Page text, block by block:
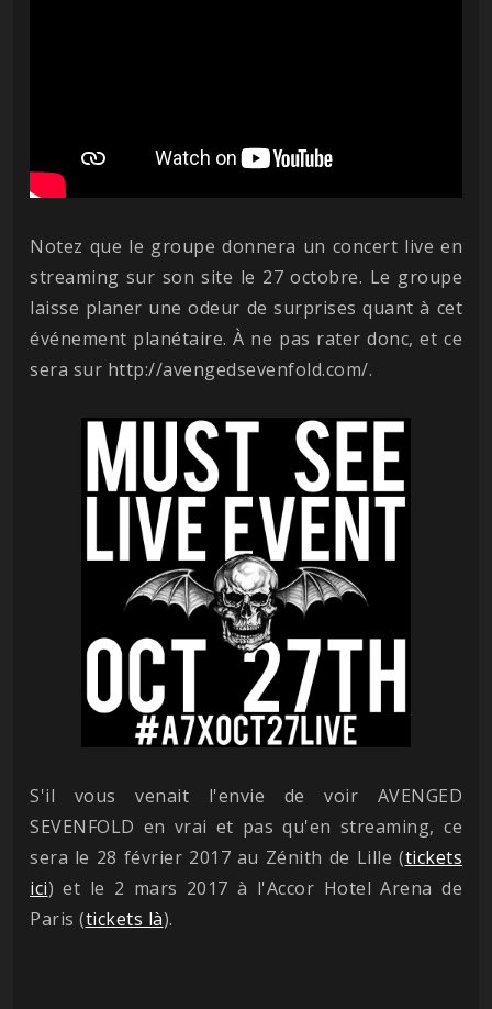
Notez que le groupe donnera un concert live en
streaming sur son site le 27 octobre. Le groupe
laisse planer une odeur de surprises quant à cet
événement planétaire. À ne pas rater donc, et ce
sera sur http://avengedsevenfold.com/.
S'il vous venait l'envie de voir AVENGED
SEVENFOLD en vrai et pas qu'en streaming, ce
sera le 28 février 2017 au Zénith de Lille (tickets
ici) et le 2 mars 2017 à l'Accor Hotel Arena de
Paris (tickets là).